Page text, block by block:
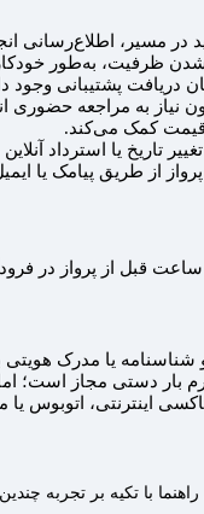
مسیر، اطلاع‌رسانی
ظرفیت، به‌طور
دریافت پشتیبانی وجود
نیاز به مراجعه
قیمت کمک می‌کند.
تاریخ یا استرداد
از طریق پیامک یا
قبل از پرواز در
شناسنامه یا مدرک
اینترنتی، اتوبوس
راهنما با تکیه بر تجربه